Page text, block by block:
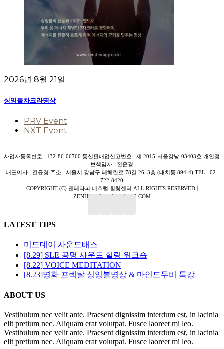
2026년 8월 21일
싱잉볼차크라명상
PRV Event
NXT Event
사업자등록번호 : 132-86-06760 통신판매업신고번호 : 제 2015-서울강남-03403호 개인정
보책임자 : 전윤경
대표이사 : 전윤경 주소 : 서울시 강남구 테헤란로 78길 26, 3층 (대치동 894-4) TEL : 02-
722-8420
COPYRIGHT (C) 젠테라피 네츄럴 힐링센터 ALL RIGHTS RESERVED |
ZENHEALINGU@NAVER.COM
Close
LATEST TIPS
미드데이 사운드배스
[8.29] SLE 공명 사운드 힐링 워크숍
[8.22] VOICE MEDITATION
[8.23]명화 프렉탈 싱잉볼명상 & 마인드무비 특강
ABOUT US
Vestibulum nec velit ante. Praesent dignissim interdum est, in lacinia
elit pretium nec. Aliquam erat volutpat. Fusce laoreet mi leo.
Vestibulum nec velit ante. Praesent dignissim interdum est, in lacinia
elit pretium nec. Aliquam erat volutpat. Fusce laoreet mi leo.